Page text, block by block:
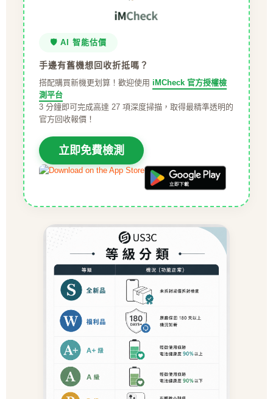
🛡️ AI 智能估價
手邊有舊機想回收折抵嗎？
搭配購買新機更划算！歡迎使用 iMCheck 官方授權檢
測平台
3 分鐘即可完成高達 27 項深度掃描，取得最精準透明的
官方回收報價！
立即免費檢測